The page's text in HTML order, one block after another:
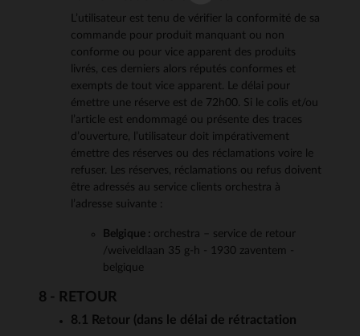
L’utilisateur est tenu de vérifier la conformité de sa
commande pour produit manquant ou non
conforme ou pour vice apparent des produits
livrés, ces derniers alors réputés conformes et
exempts de tout vice apparent. Le délai pour
émettre une réserve est de 72h00. Si le colis et/ou
l’article est endommagé ou présente des traces
d’ouverture, l’utilisateur doit impérativement
émettre des réserves ou des réclamations voire le
refuser. Les réserves, réclamations ou refus doivent
être adressés au service clients orchestra à
l’adresse suivante :
Belgique : orchestra – service de retour
/weiveldlaan 35 g-h - 1930 zaventem -
belgique
8 - RETOUR
8.1 Retour (dans le délai de rétractation